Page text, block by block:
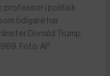
professor i politisk
tidigare har
Donald Trump,
Foto: AP